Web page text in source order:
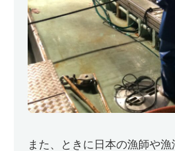
また、ときに日本の漁師や